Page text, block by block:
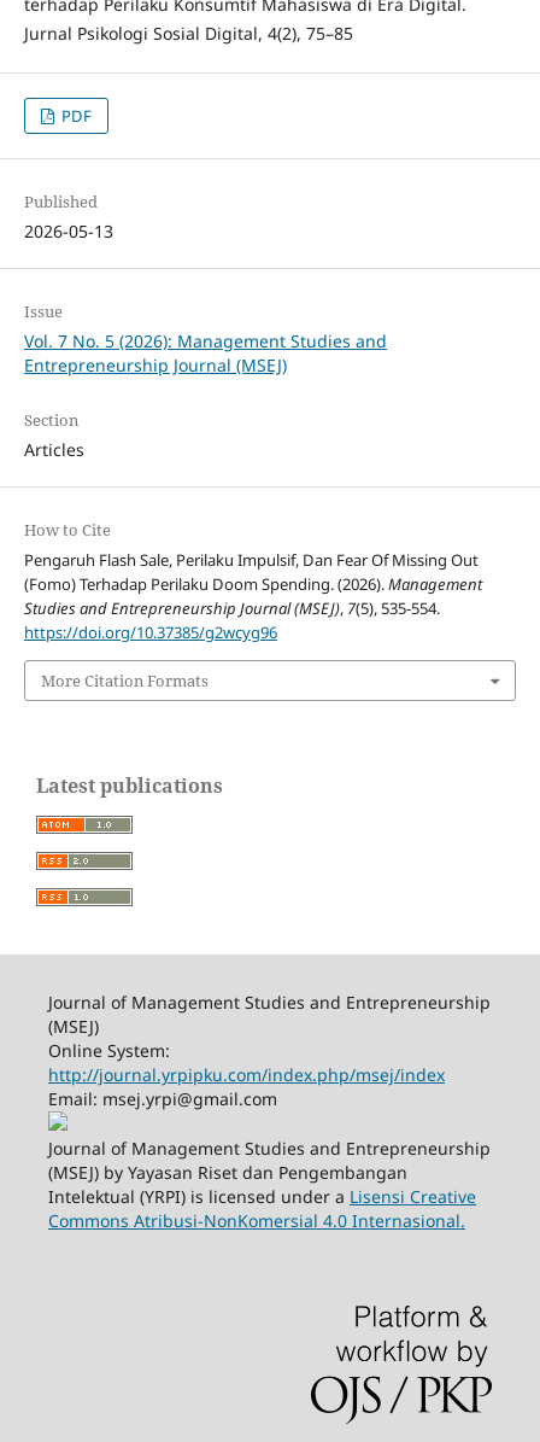
Jurnal Psikologi Sosial Digital, 4(2), 75–85
PDF
Published
2026-05-13
Issue
Vol. 7 No. 5 (2026): Management Studies and
Entrepreneurship Journal (MSEJ)
Section
Articles
How to Cite
Pengaruh Flash Sale, Perilaku Impulsif, Dan Fear Of Missing Out
(Fomo) Terhadap Perilaku Doom Spending. (2026).Management
Studies and Entrepreneurship Journal (MSEJ), 7(5), 535-554.
https://doi.org/10.37385/g2wcyg96
More Citation Formats
Latest publications
Journal of Management Studies and Entrepreneurship
(MSEJ)
Online System:
http://journal.yrpipku.com/index.php/msej/index
Email: msej.yrpi@gmail.com
Journal of Management Studies and Entrepreneurship
(MSEJ) by Yayasan Riset dan Pengembangan
Intelektual (YRPI) is licensed under a Lisensi Creative
Commons Atribusi-NonKomersial 4.0 Internasional.